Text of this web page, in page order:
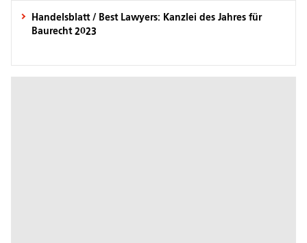
Handelsblatt / Best Lawyers: Kanzlei des Jahres für
Baurecht 2023